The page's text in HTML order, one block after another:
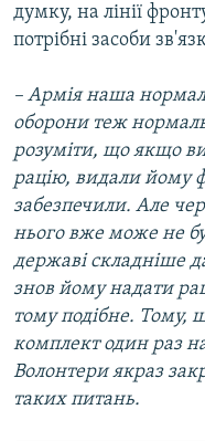
думку, на лінії
потрібні засоби
– Армія наша
оборони теж
розуміти, що якщо
рацію, видали йому
забезпечили. Але
нього вже може не
державі складніше
знов йому надати
тому подібне. Тому,
комплект один раз
Волонтери якраз
таких питань.